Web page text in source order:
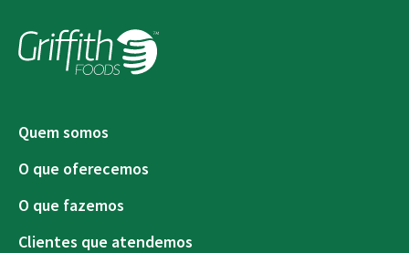
Quem somos
O que oferecemos
O que fazemos
Clientes que atendemos